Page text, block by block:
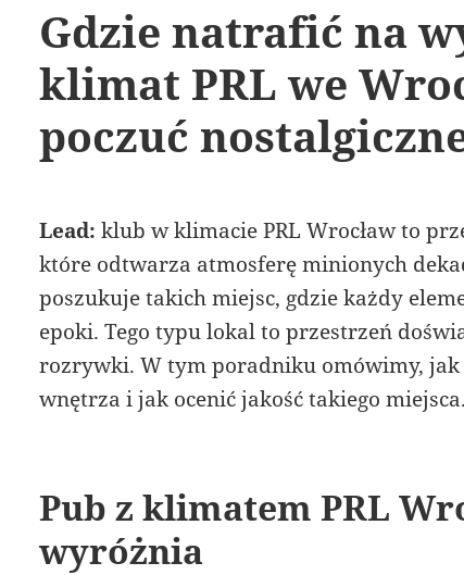
Gdzie natrafić na
klimat PRL we
poczuć
Lead: klub w klimacie PRL Wrocław to
które odtwarza atmosferę minionych
poszukuje takich miejsc, gdzie każdy
epoki. Tego typu lokal to przestrzeń
rozrywki. W tym poradniku omówimy,
wnętrza i jak ocenić jakość takiego miejsca.
Pub z klimatem PRL
wyróżnia